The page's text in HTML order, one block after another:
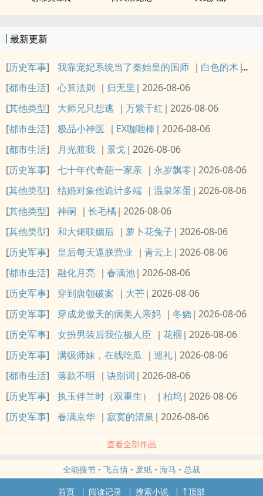
最新更新
[历史军事] 我靠宠妃系统当了秦始皇的国师 白色的木
[都市生活] 心算法则 归无里
2026-08-06
[其他类型] 大师兄只想逃 万紫千红 2026-08-06
[都市生活] 极品小神医 EX咖喱棒 2026-08-06
[都市生活] 月光渡我 景戈 2026-08-06
[历史军事] 七十年代奇葩一家亲 永岁飘零 2026-08-06
[其他类型] 结婚对象他诡计多端 温泉笨蛋 2026-08-06
[其他类型] 神嗣 长毛橘 2026-08-06
[其他类型] 和大佬联姻后 萝卜花兔子 2026-08-06
[历史军事] 皇后每天逼朕营业 青云上 2026-08-06
[都市生活] 融化月亮 春满池 2026-08-06
[历史军事] 穿到唐朝破案 大芒 2026-08-06
[历史军事] 穿成龙傲天的病美人亲妈 冬娆 2026-08-06
[历史军事] 女扮男装后我位极人臣 花裀 2026-08-06
[历史军事] 满级师妹，在线吃瓜 巡礼 2026-08-06
[都市生活] 落款不明 诀别词 2026-08-06
[历史军事] 执玉伴兰时（双重生） 柏坞 2026-08-06
[历史军事] 春满京华 寂寞的清泉 2026-08-06
查看全部作品
全能搜书 - 飞言情 - 废纸 - 海马 - 总裁
首页
阅读记录 搜索小说 顶部